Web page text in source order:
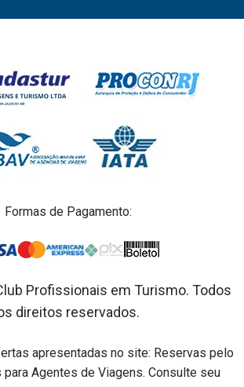
Formas de Pagamento:
Profissionais em Turismo. Todos
direitos reservados.
apresentadas no site: Reservas pelo
Agentes de Viagens. Consulte seu